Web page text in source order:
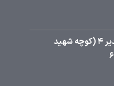
البرز، نظرآباد، الغدیر جنوبی، کوچه غدیر 4 (کوچه شهید